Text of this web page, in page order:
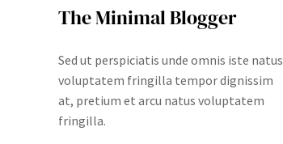
The Minimal Blogger
Sed ut perspiciatis unde omnis iste natus
voluptatem fringilla tempor dignissim
at, pretium et arcu natus voluptatem
fringilla.